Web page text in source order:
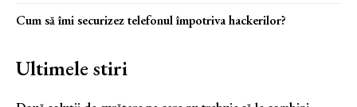
Cum să îmi securizez telefonul împotriva hackerilor?
Ultimele stiri